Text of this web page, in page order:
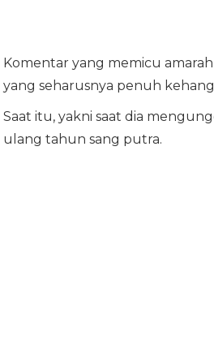
Komentar yang memicu
yang seharusnya penuh
Saat itu, yakni saat dia
ulang tahun sang putra.